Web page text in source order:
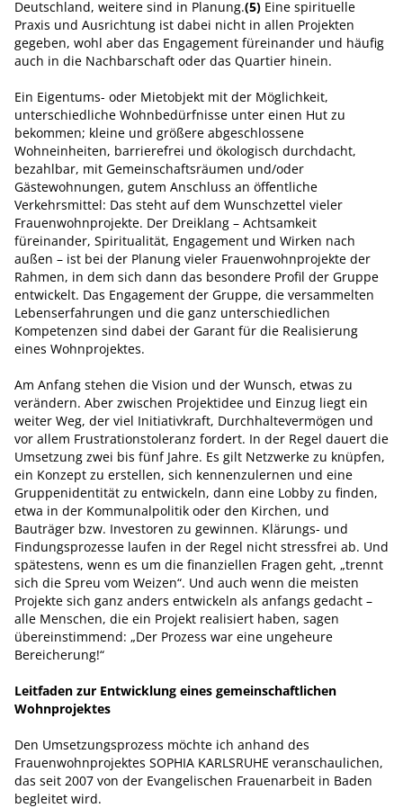
Deutschland, weitere sind in Planung.(5) Eine spirituelle
Praxis und Ausrichtung ist dabei nicht in allen Projekten
gegeben, wohl aber das Engagement füreinander und häufig
auch in die Nachbarschaft oder das Quartier hinein.
Ein Eigentums- oder Mietobjekt mit der Möglichkeit,
unterschiedliche Wohnbedürfnisse unter einen Hut zu
bekommen; kleine und größere abgeschlossene
Wohneinheiten, barrierefrei und ökologisch durchdacht,
bezahlbar, mit Gemeinschaftsräumen und/oder
Gästewohnungen, gutem Anschluss an öffentliche
Verkehrsmittel: Das steht auf dem Wunschzettel vieler
Frauenwohnprojekte. Der Dreiklang – Achtsamkeit
füreinander, Spiritualität, Engagement und Wirken nach
außen – ist bei der Planung vieler Frauenwohnprojekte der
Rahmen, in dem sich dann das besondere Profil der Gruppe
entwickelt. Das Engagement der Gruppe, die versammelten
Lebenserfahrungen und die ganz unterschiedlichen
Kompetenzen sind dabei der Garant für die Realisierung
eines Wohnprojektes.
Am Anfang stehen die Vision und der Wunsch, etwas zu
verändern. Aber zwischen Projektidee und Einzug liegt ein
weiter Weg, der viel Initiativkraft, Durchhaltevermögen und
vor allem Frustrationstoleranz fordert. In der Regel dauert die
Umsetzung zwei bis fünf Jahre. Es gilt Netzwerke zu knüpfen,
ein Konzept zu erstellen, sich kennenzulernen und eine
Gruppenidentität zu entwickeln, dann eine Lobby zu finden,
etwa in der Kommunalpolitik oder den Kirchen, und
Bauträger bzw. Investoren zu gewinnen. Klärungs- und
Findungsprozesse laufen in der Regel nicht stressfrei ab. Und
spätestens, wenn es um die finanziellen Fragen geht, „trennt
sich die Spreu vom Weizen“. Und auch wenn die meisten
Projekte sich ganz anders entwickeln als anfangs gedacht –
alle Menschen, die ein Projekt realisiert haben, sagen
übereinstimmend: „Der Prozess war eine ungeheure
Bereicherung!“
Leitfaden zur Entwicklung eines gemeinschaftlichen
Wohnprojektes
Den Umsetzungsprozess möchte ich anhand des
Frauenwohnprojektes SOPHIA KARLSRUHE veranschaulichen,
das seit 2007 von der Evangelischen Frauenarbeit in Baden
begleitet wird.